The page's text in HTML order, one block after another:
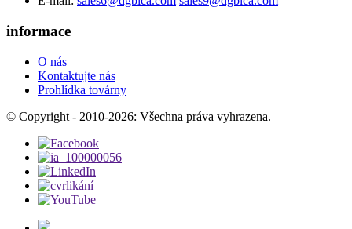
informace
O nás
Kontaktujte nás
Prohlídka továrny
© Copyright - 2010-2026: Všechna práva vyhrazena.